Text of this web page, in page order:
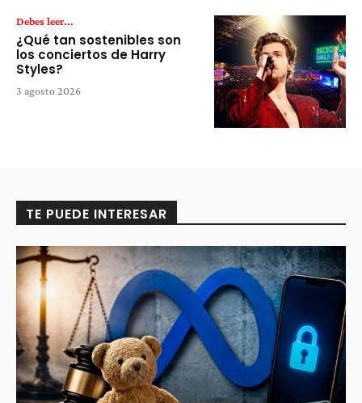
Debes leer...
¿Qué tan sostenibles son
los conciertos de Harry
Styles?
3 agosto 2026
TE PUEDE INTERESAR